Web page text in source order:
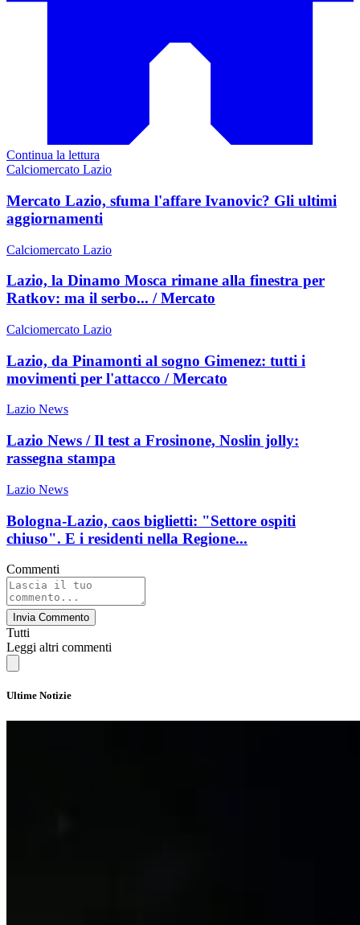
Continua la lettura
Calciomercato Lazio
Mercato Lazio, sfuma l'affare Ivanovic? Gli ultimi
aggiornamenti
Calciomercato Lazio
Lazio, la Dinamo Mosca rimane alla finestra per
Ratkov: ma il serbo... / Mercato
Calciomercato Lazio
Lazio, da Pinamonti al sogno Gimenez: tutti i
movimenti per l'attacco / Mercato
Lazio News
Lazio News / Il test a Frosinone, Noslin jolly:
rassegna stampa
Lazio News
Bologna-Lazio, caos biglietti: "Settore ospiti
chiuso". E i residenti nella Regione...
Commenti
Invia Commento
Tutti
Leggi altri commenti
Ultime Notizie